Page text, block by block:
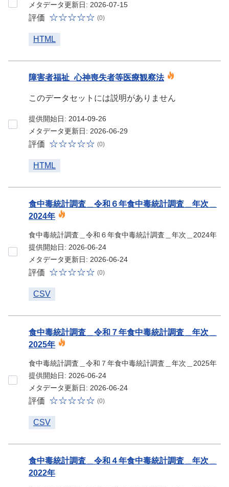
メタデータ更新日: 2026-07-15
評価 (0)
HTML
障害者福祉_心神喪失者等医療観察法
このデータセットには説明がありません
提供開始日: 2014-09-26
メタデータ更新日: 2026-06-29
評価 (0)
HTML
食中毒統計調査＿令和６年食中毒統計調査＿年次＿
2024年
食中毒統計調査＿令和６年食中毒統計調査＿年次＿2024年
提供開始日: 2026-06-24
メタデータ更新日: 2026-06-24
評価 (0)
CSV
食中毒統計調査＿令和７年食中毒統計調査＿年次＿
2025年
食中毒統計調査＿令和７年食中毒統計調査＿年次＿2025年
提供開始日: 2026-06-24
メタデータ更新日: 2026-06-24
評価 (0)
CSV
食中毒統計調査＿令和４年食中毒統計調査＿年次＿
2022年